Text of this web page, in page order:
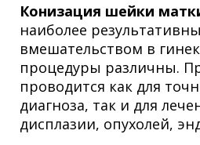
Конизация шейки
наиболее
вмешательством в
процедуры различны.
проводится как для
диагноза, так и для
дисплазии, опухолей,